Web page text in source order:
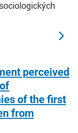
perceived
of the first
from